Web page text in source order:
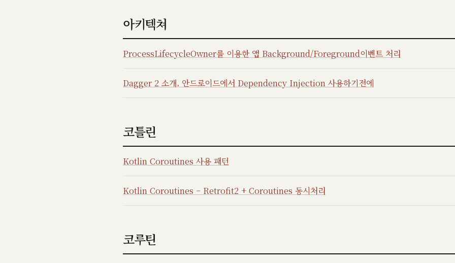
아키텍쳐
ProcessLifecycleOwner를 이용한 앱 Background/Foreground이벤트 처리
Dagger 2 소개, 안드로이드에서 Dependency Injection 사용하기전에
코틀린
Kotlin Coroutines 사용 패턴
Kotlin Coroutines – Retrofit2 + Coroutines 동시처리
코루틴